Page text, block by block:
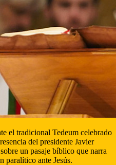
el tradicional Tedeum celebrado
del presidente Javier
un pasaje bíblico que narra
paralítico ante Jesús.